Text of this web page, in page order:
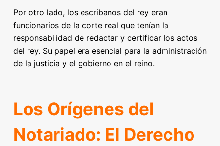
Por otro lado, los escribanos del rey eran
funcionarios de la corte real que tenían la
responsabilidad de redactar y certificar los actos
del rey. Su papel era esencial para la administración
de la justicia y el gobierno en el reino.
Los Orígenes del
Notariado: El Derecho